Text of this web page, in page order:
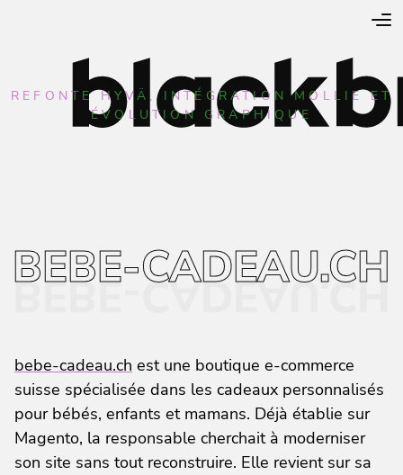
REFONTE HYVÄ, INTÉGRATION MOLLIE ET
ÉVOLUTION GRAPHIQUE
BEBE-CADEAU.CH
bebe-cadeau.ch est une boutique e-commerce
suisse spécialisée dans les cadeaux personnalisés
pour bébés, enfants et mamans. Déjà établie sur
Magento, la responsable cherchait à moderniser
son site sans tout reconstruire. Elle revient sur sa